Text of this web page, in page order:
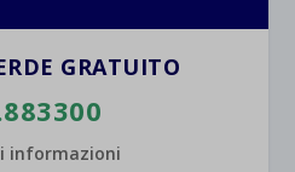
GRATUITO
informazioni